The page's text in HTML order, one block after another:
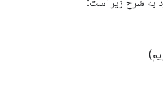
به شرح زیر است: